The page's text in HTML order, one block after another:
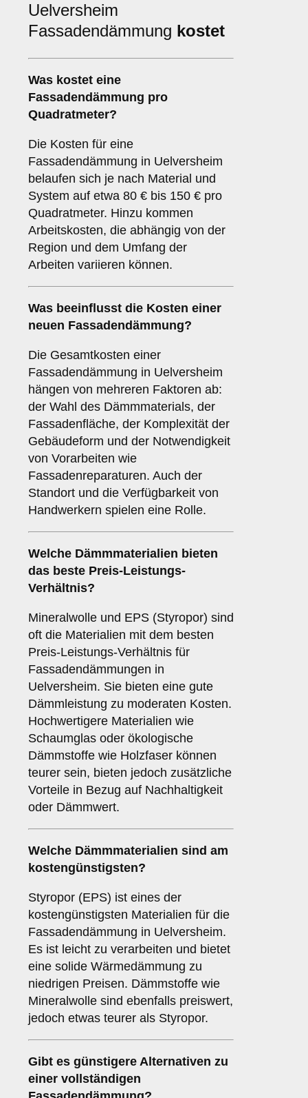
Uelversheim
Fassadendämmung kostet
Was kostet eine
Fassadendämmung pro
Quadratmeter?
Die Kosten für eine
Fassadendämmung in Uelversheim
belaufen sich je nach Material und
System auf etwa 80 € bis 150 € pro
Quadratmeter. Hinzu kommen
Arbeitskosten, die abhängig von der
Region und dem Umfang der
Arbeiten variieren können.
Was beeinflusst die Kosten einer
neuen Fassadendämmung?
Die Gesamtkosten einer
Fassadendämmung in Uelversheim
hängen von mehreren Faktoren ab:
der Wahl des Dämmmaterials, der
Fassadenfläche, der Komplexität der
Gebäudeform und der Notwendigkeit
von Vorarbeiten wie
Fassadenreparaturen. Auch der
Standort und die Verfügbarkeit von
Handwerkern spielen eine Rolle.
Welche Dämmmaterialien bieten
das beste Preis-Leistungs-
Verhältnis?
Mineralwolle und EPS (Styropor) sind
oft die Materialien mit dem besten
Preis-Leistungs-Verhältnis für
Fassadendämmungen in
Uelversheim. Sie bieten eine gute
Dämmleistung zu moderaten Kosten.
Hochwertigere Materialien wie
Schaumglas oder ökologische
Dämmstoffe wie Holzfaser können
teurer sein, bieten jedoch zusätzliche
Vorteile in Bezug auf Nachhaltigkeit
oder Dämmwert.
Welche Dämmmaterialien sind am
kostengünstigsten?
Styropor (EPS) ist eines der
kostengünstigsten Materialien für die
Fassadendämmung in Uelversheim.
Es ist leicht zu verarbeiten und bietet
eine solide Wärmedämmung zu
niedrigen Preisen. Dämmstoffe wie
Mineralwolle sind ebenfalls preiswert,
jedoch etwas teurer als Styropor.
Gibt es günstigere Alternativen zu
einer vollständigen